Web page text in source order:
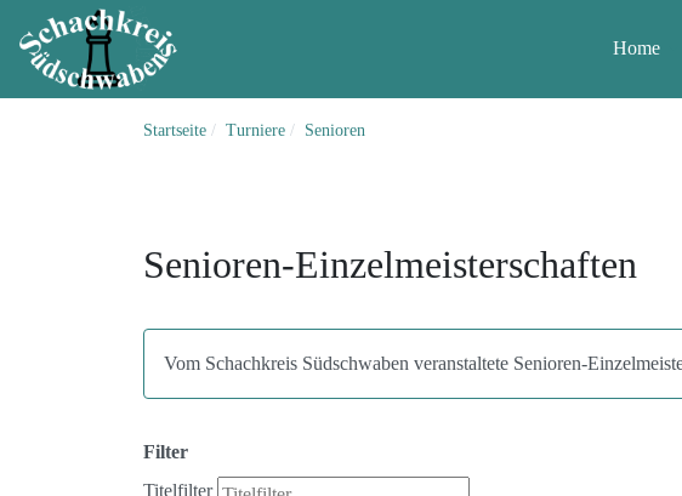
Home
Startseite Turniere Senioren
Senioren-Einzelmeisterschaften
Vom Schachkreis Südschwaben veranstaltete Senioren-
Filter
Titelfilter